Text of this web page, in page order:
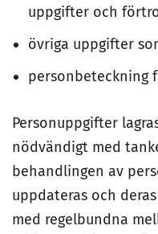
uppgifter och
övriga uppgifter
personbeteckning
Personuppgifter
nödvändigt med
behandlingen av
uppdateras och
med regelbundna